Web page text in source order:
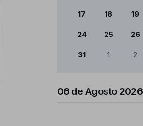
17 18 19
24 25 26
31 1 2
06 de Agosto 2026